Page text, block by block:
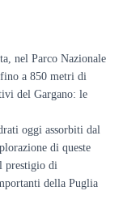
nel Parco Nazionale
fino a 850 metri di
del Gargano: le
oggi assorbiti dal
di queste
prestigio di
della Puglia